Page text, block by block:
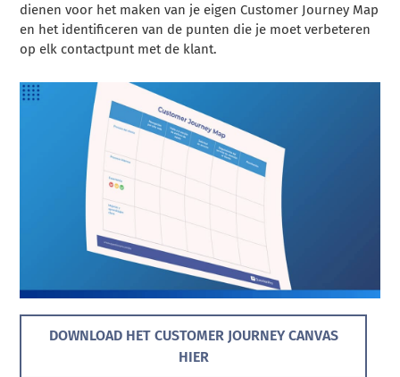
dienen voor het maken van je eigen Customer Journey Map
en het identificeren van de punten die je moet verbeteren
op elk contactpunt met de klant.
DOWNLOAD HET CUSTOMER JOURNEY CANVAS
HIER